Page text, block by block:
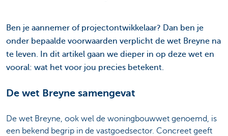
Ben je aannemer of projectontwikkelaar? Dan ben je
onder bepaalde voorwaarden verplicht de wet Breyne na
te leven. In dit artikel gaan we dieper in op deze wet en
vooral: wat het voor jou precies betekent.
De wet Breyne samengevat
De wet Breyne, ook wel de woningbouwwet genoemd, is
een bekend begrip in de vastgoedsector. Concreet geeft